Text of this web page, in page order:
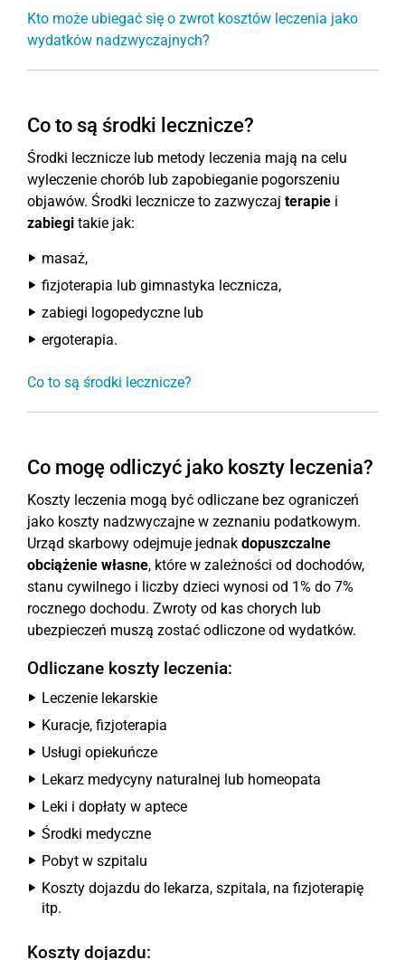
Kto może ubiegać się o zwrot kosztów leczenia jako
wydatków nadzwyczajnych?
Co to są środki lecznicze?
Środki lecznicze lub metody leczenia mają na celu
wyleczenie chorób lub zapobieganie pogorszeniu
objawów. Środki lecznicze to zazwyczaj terapie i
zabiegi takie jak:
masaż,
fizjoterapia lub gimnastyka lecznicza,
zabiegi logopedyczne lub
ergoterapia.
Co to są środki lecznicze?
Co mogę odliczyć jako koszty leczenia?
Koszty leczenia mogą być odliczane bez ograniczeń
jako koszty nadzwyczajne w zeznaniu podatkowym.
Urząd skarbowy odejmuje jednak dopuszczalne
obciążenie własne, które w zależności od dochodów,
stanu cywilnego i liczby dzieci wynosi od 1% do 7%
rocznego dochodu. Zwroty od kas chorych lub
ubezpieczeń muszą zostać odliczone od wydatków.
Odliczane koszty leczenia:
Leczenie lekarskie
Kuracje, fizjoterapia
Usługi opiekuńcze
Lekarz medycyny naturalnej lub homeopata
Leki i dopłaty w aptece
Środki medyczne
Pobyt w szpitalu
Koszty dojazdu do lekarza, szpitala, na fizjoterapię
itp.
Koszty dojazdu: